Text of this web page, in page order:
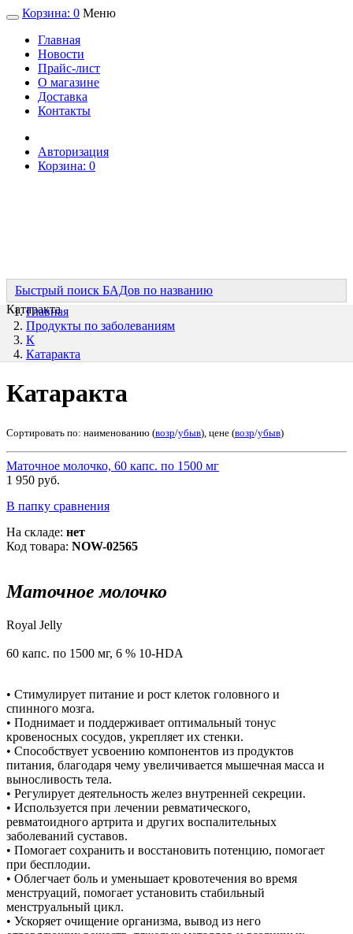
Корзина: 0 Меню
Главная
Новости
Прайс-лист
О магазине
Доставка
Контакты
Авторизация
Корзина: 0
Быстрый поиск БАДов по названию
Катаракта
Главная
Продукты по заболеваниям
К
Катаракта
Катаракта
Сортировать по: наименованию (возр/убыв), цене (возр/убыв)
Маточное молочко, 60 капс. по 1500 мг
1 950 руб.
В папку сравнения
На складе: нет
Код товара: NOW-02565
Маточное молочко
Royal Jelly
60 капс. по 1500 мг, 6 % 10-HDA
• Стимулирует питание и рост клеток головного и
спинного мозга.
• Поднимает и поддерживает оптимальный тонус
кровеносных сосудов, укрепляет их стенки.
• Способствует усвоению компонентов из продуктов
питания, благодаря чему увеличивается мышечная масса и
выносливость тела.
• Регулирует деятельность желез внутренней секреции.
• Используется при лечении ревматического,
ревматоидного артрита и других воспалительных
заболеваний суставов.
• Помогает сохранить и восстановить потенцию, помогает
при бесплодии.
• Облегчает боль и уменьшает кровотечения во время
менструаций, помогает установить стабильный
менструальный цикл.
• Ускоряет очищение организма, вывод из него